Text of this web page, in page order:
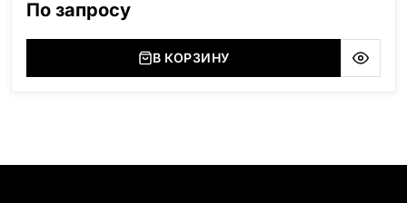
По запросу
В КОРЗИНУ